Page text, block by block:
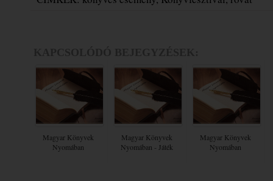
Magyar Könyvek
Nyomában
Magyar Könyvek
Nyomában - Játék
Magyar Könyvek
Nyomában